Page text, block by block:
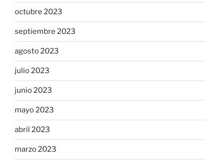
octubre 2023
septiembre 2023
agosto 2023
julio 2023
junio 2023
mayo 2023
abril 2023
marzo 2023